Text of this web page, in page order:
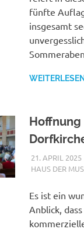
fünfte
insgesamt
WEITERLESEN
21. APRIL 2025
HAUS DER
Es ist ein
Anblick,